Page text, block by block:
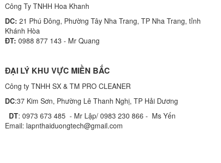
Công Ty TNHH Hoa Khanh
DC: 21 Phú Đông, Phường Tây Nha Trang, TP Nha Trang, tỉnh
Khánh Hòa
ĐT: 0988 877 143 - Mr Quang
ĐẠI LÝ KHU VỰC MIỀN BẮC
Công ty TNHH SX & TM PRO CLEANER
DC:37 Kim Sơn, Phường Lê Thanh Nghị, TP Hải Dương
DT: 0973 673 485 - Mr Lập/ 0983 230 866 - Ms Yến
Email: lapnthaiduongtech@gmail.com